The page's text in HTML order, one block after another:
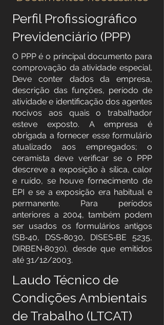
Perfil Profissiográfico
Previdenciário (PPP)
O PPP é o principal documento para
comprovação da atividade especial.
Deve conter dados da empresa,
descrição das funções, período de
atividade e identificação dos agentes
nocivos aos quais o trabalhador
esteve exposto. A empresa é
obrigada a fornecer esse formulário
atualizado aos empregados; o
ceramista deve verificar se o PPP
descreve a exposição à sílica, calor
e ruído, se houve fornecimento de
EPI e se a exposição era habitual e
permanente. Para períodos
anteriores a 2004, também podem
ser usados os formulários antigos
(SB‑40, DSS‑8030, DISES‑BE 5235,
DIRBEN‑8030), desde que emitidos
até 31/12/2003.
Laudo Técnico de
Condições Ambientais
de Trabalho (LTCAT)